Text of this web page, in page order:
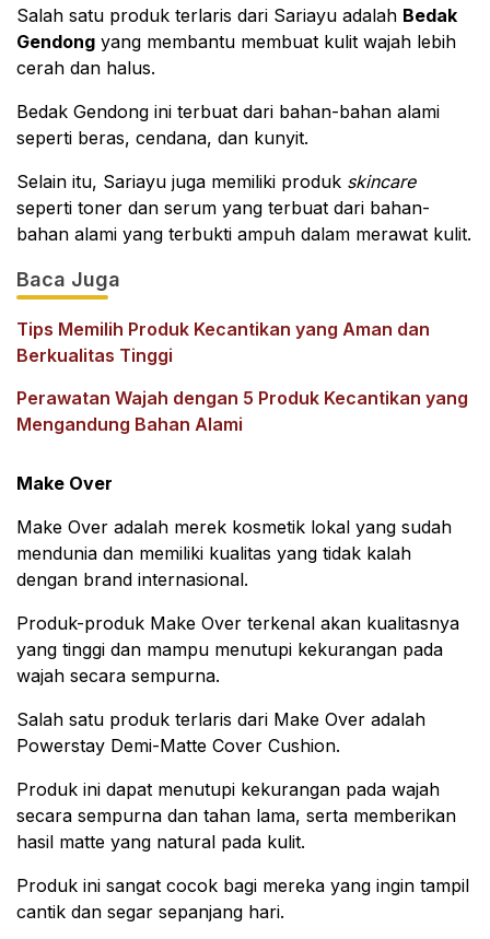
Salah satu produk terlaris dari Sariayu adalah Bedak
Gendong yang membantu membuat kulit wajah lebih
cerah dan halus.
Bedak Gendong ini terbuat dari bahan-bahan alami
seperti beras, cendana, dan kunyit.
Selain itu, Sariayu juga memiliki produk skincare
seperti toner dan serum yang terbuat dari bahan-
bahan alami yang terbukti ampuh dalam merawat kulit.
Baca Juga
Tips Memilih Produk Kecantikan yang Aman dan
Berkualitas Tinggi
Perawatan Wajah dengan 5 Produk Kecantikan yang
Mengandung Bahan Alami
Make Over
Make Over adalah merek kosmetik lokal yang sudah
mendunia dan memiliki kualitas yang tidak kalah
dengan brand internasional.
Produk-produk Make Over terkenal akan kualitasnya
yang tinggi dan mampu menutupi kekurangan pada
wajah secara sempurna.
Salah satu produk terlaris dari Make Over adalah
Powerstay Demi-Matte Cover Cushion.
Produk ini dapat menutupi kekurangan pada wajah
secara sempurna dan tahan lama, serta memberikan
hasil matte yang natural pada kulit.
Produk ini sangat cocok bagi mereka yang ingin tampil
cantik dan segar sepanjang hari.